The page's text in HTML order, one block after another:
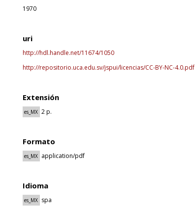
1970
uri
http://hdl.handle.net/11674/1050
http://repositorio.uca.edu.sv/jspui/licencias/CC-BY-NC-4.0.pdf
Extensión
es_MX 2 p.
Formato
es_MX application/pdf
Idioma
es_MX spa